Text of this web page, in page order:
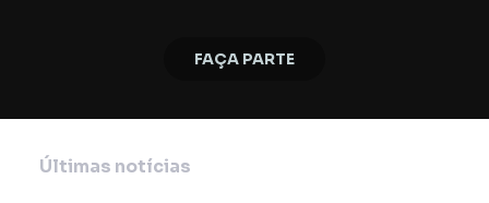
FAÇA PARTE
Últimas notícias